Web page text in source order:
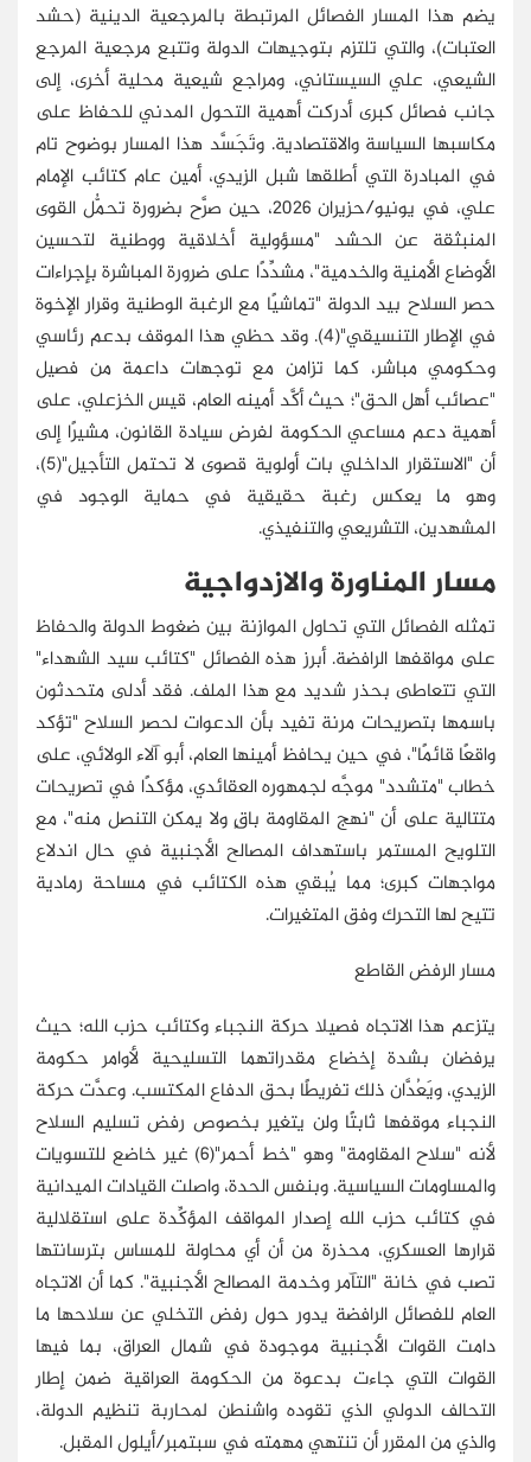
يضم هذا المسار الفصائل المرتبطة بالمرجعية الدينية (حشد
العتبات)، والتي تلتزم بتوجيهات الدولة وتتبع مرجعية المرجع
الشيعي، علي السيستاني، ومراجع شيعية محلية أخرى، إلى
جانب فصائل كبرى أدركت أهمية التحول المدني للحفاظ على
مكاسبها السياسة والاقتصادية. وتَجَسَّد هذا المسار بوضوح تام
في المبادرة التي أطلقها شبل الزيدي، أمين عام كتائب الإمام
علي، في يونيو/حزيران 2026، حين صرَّح بضرورة تحمُّل القوى
المنبثقة عن الحشد "مسؤولية أخلاقية ووطنية لتحسين
الأوضاع الأمنية والخدمية"، مشدِّدًا على ضرورة المباشرة بإجراءات
حصر السلاح بيد الدولة "تماشيًا مع الرغبة الوطنية وقرار الإخوة
في الإطار التنسيقي"(4). وقد حظي هذا الموقف بدعم رئاسي
وحكومي مباشر، كما تزامن مع توجهات داعمة من فصيل
"عصائب أهل الحق"؛ حيث أكَّد أمينه العام، قيس الخزعلي، على
أهمية دعم مساعي الحكومة لفرض سيادة القانون، مشيرًا إلى
أن "الاستقرار الداخلي بات أولوية قصوى لا تحتمل التأجيل"(5)،
وهو ما يعكس رغبة حقيقية في حماية الوجود في
المشهدين، التشريعي والتنفيذي.
مسار المناورة والازدواجية
تمثله الفصائل التي تحاول الموازنة بين ضغوط الدولة والحفاظ
على مواقفها الرافضة. أبرز هذه الفصائل "كتائب سيد الشهداء"
التي تتعاطى بحذر شديد مع هذا الملف. فقد أدلى متحدثون
باسمها بتصريحات مرنة تفيد بأن الدعوات لحصر السلاح "تؤكد
واقعًا قائمًا"، في حين يحافظ أمينها العام، أبو آلاء الولائي، على
خطاب "متشدد" موجَّه لجمهوره العقائدي، مؤكدًا في تصريحات
متتالية على أن "نهج المقاومة باقٍ ولا يمكن التنصل منه"، مع
التلويح المستمر باستهداف المصالح الأجنبية في حال اندلاع
مواجهات كبرى؛ مما يُبقي هذه الكتائب في مساحة رمادية
تتيح لها التحرك وفق المتغيرات.
مسار الرفض القاطع
يتزعم هذا الاتجاه فصيلا حركة النجباء وكتائب حزب الله؛ حيث
يرفضان بشدة إخضاع مقدراتهما التسليحية لأوامر حكومة
الزيدي، ويَعُدَّان ذلك تفريطًا بحق الدفاع المكتسب. وعدَّت حركة
النجباء موقفها ثابتًا ولن يتغير بخصوص رفض تسليم السلاح
لأنه "سلاح المقاومة" وهو "خط أحمر"(6) غير خاضع للتسويات
والمساومات السياسية. وبنفس الحدة، واصلت القيادات الميدانية
في كتائب حزب الله إصدار المواقف المؤكِّدة على استقلالية
قرارها العسكري، محذرة من أن أي محاولة للمساس بترسانتها
تصب في خانة "التآمر وخدمة المصالح الأجنبية". كما أن الاتجاه
العام للفصائل الرافضة يدور حول رفض التخلي عن سلاحها ما
دامت القوات الأجنبية موجودة في شمال العراق، بما فيها
القوات التي جاءت بدعوة من الحكومة العراقية ضمن إطار
التحالف الدولي الذي تقوده واشنطن لمحاربة تنظيم الدولة،
والذي من المقرر أن تنتهي مهمته في سبتمبر/أيلول المقبل.